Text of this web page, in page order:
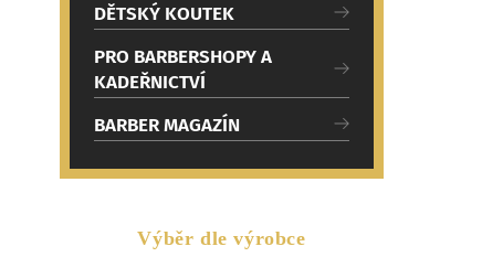
DĚTSKÝ KOUTEK
PRO BARBERSHOPY A
KADEŘNICTVÍ
BARBER MAGAZÍN
Výběr dle výrobce